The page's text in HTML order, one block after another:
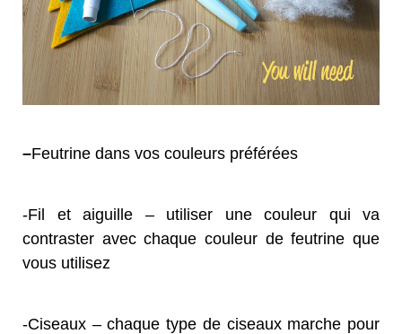
–Feutrine dans vos couleurs préférées
-Fil et aiguille – utiliser une couleur qui va
contraster avec chaque couleur de feutrine que
vous utilisez
-Ciseaux – chaque type de ciseaux marche pour